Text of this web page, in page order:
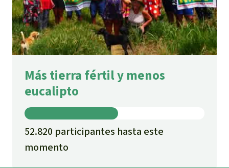
Más tierra fértil y menos
eucalipto
52.820 participantes hasta este
momento